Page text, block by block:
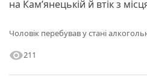
суддя ухвалив зовсім іншу
на Кам’янецькій й втік з
Чоловік перебував у стані
visibility211